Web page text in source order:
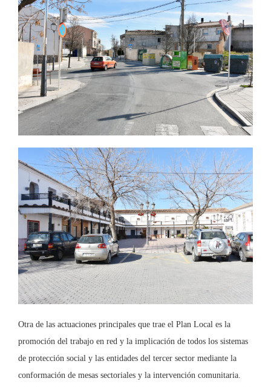
Otra de las actuaciones principales que trae el Plan Local es la
promoción del trabajo en red y la implicación de todos los sistemas
de protección social y las entidades del tercer sector mediante la
conformación de mesas sectoriales y la intervención comunitaria.